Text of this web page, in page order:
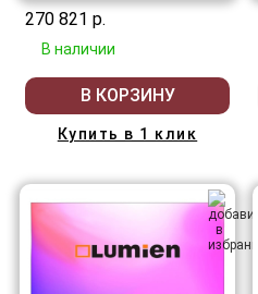
270 821 р.
В наличии
В КОРЗИНУ
Купить в 1 клик